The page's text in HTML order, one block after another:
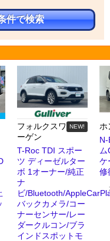
件で検索
フォルクスワ
ーゲン
NEW!
T-Roc TDI スポー
ツ ディーゼルター
ボ 1オーナー/純正
ナ
ビ/Bluetooth/
バックカメラ/コー
ナーセンサー/レー
ダークルコン/ブラ
インドスポットモ
ホ
ケ
修